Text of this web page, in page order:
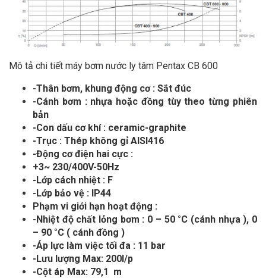
Mô tả chi tiết máy bơm nước ly tâm Pentax CB 600
-Thân bơm, khung động cơ : Sắt đúc
-Cánh bơm : nhựa hoặc đồng tùy theo từng phiên
bản
-Con dấu cơ khí : ceramic-graphite
-Trục : Thép không gỉ AISI416
-Động cơ điện hai cực :
+3~ 230/400V-50Hz
-Lớp cách nhiệt : F
-Lớp bảo vệ : IP44
Phạm vi giới hạn hoạt động :
-Nhiệt độ chất lỏng bơm : 0 – 50 °C (cánh nhựa ), 0
– 90 °C ( cánh đồng )
-Áp lực làm việc tối đa : 11 bar
-Lưu lượng Max: 200l/p
-Cột áp Max: 79,1 m